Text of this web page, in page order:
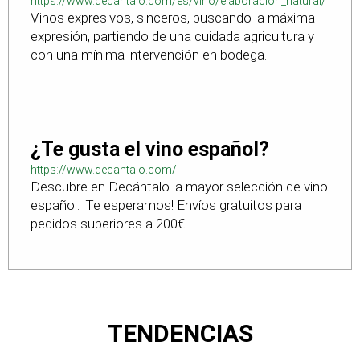
Vinos expresivos, sinceros, buscando la máxima
expresión, partiendo de una cuidada agricultura y
con una mínima intervención en bodega.
¿Te gusta el vino español?
https://www.decantalo.com/
Descubre en Decántalo la mayor selección de vino
español. ¡Te esperamos! Envíos gratuitos para
pedidos superiores a 200€
TENDENCIAS